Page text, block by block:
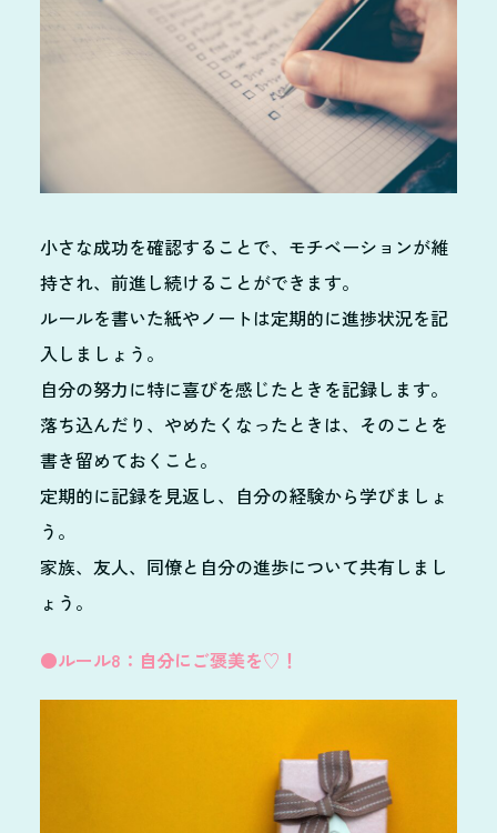
小さな成功を確認することで、モチベーションが維
持され、前進し続けることができます。
ルールを書いた紙やノートは定期的に進捗状況を記
入しましょう。
自分の努力に特に喜びを感じたときを記録します。
落ち込んだり、やめたくなったときは、そのことを
書き留めておくこと。
定期的に記録を見返し、自分の経験から学びましょ
う。
家族、友人、同僚と自分の進歩について共有しまし
ょう。
●ルール8：自分にご褒美を♡！